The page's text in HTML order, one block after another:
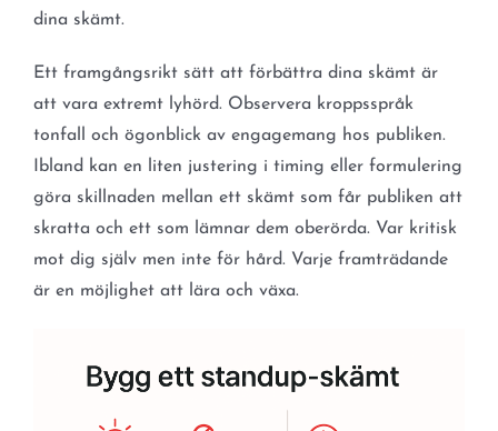
dina skämt.
Ett framgångsrikt sätt att förbättra dina skämt är
att vara extremt lyhörd. Observera kroppsspråk
tonfall och ögonblick av engagemang hos publiken.
Ibland kan en liten justering i timing eller formulering
göra skillnaden mellan ett skämt som får publiken att
skratta och ett som lämnar dem oberörda. Var kritisk
mot dig själv men inte för hård. Varje framträdande
är en möjlighet att lära och växa.